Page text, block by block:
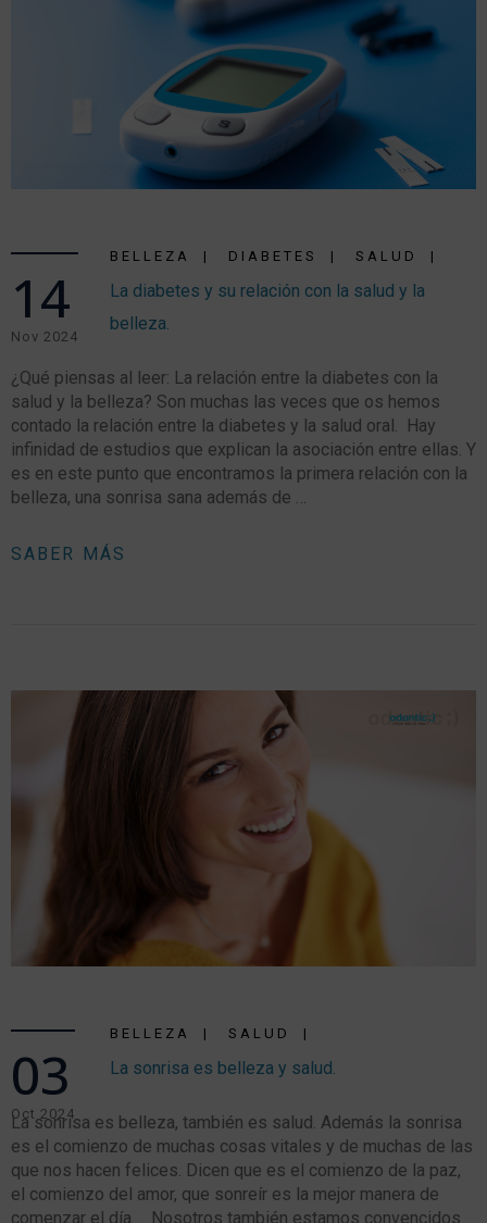
14
Nov 2024
BELLEZA DIABETES SALUD
La diabetes y su relación con la salud y la
belleza.
¿Qué piensas al leer: La relación entre la diabetes con la
salud y la belleza? Son muchas las veces que os hemos
contado la relación entre la diabetes y la salud oral. Hay
infinidad de estudios que explican la asociación entre ellas. Y
es en este punto que encontramos la primera relación con la
belleza, una sonrisa sana además de …
SABER MÁS
03
Oct 2024
BELLEZA SALUD
La sonrisa es belleza y salud.
La sonrisa es belleza, también es salud. Además la sonrisa
es el comienzo de muchas cosas vitales y de muchas de las
que nos hacen felices. Dicen que es el comienzo de la paz,
el comienzo del amor, que sonreír es la mejor manera de
comenzar el día… Nosotros también estamos convencidos